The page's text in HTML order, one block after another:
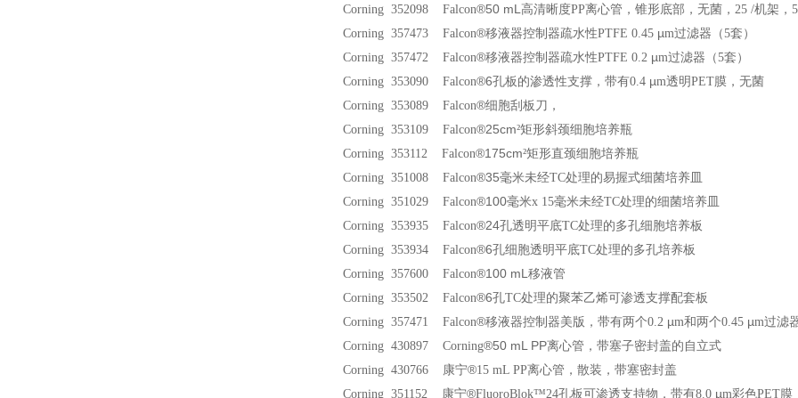
Corning 352098 Falcon®50 mL 高清晰度PP离心管，锥形底部，无菌，25 /机架，
Corning 357473 Falcon®移液器控制器疏水性PTFE 0.45 µm过滤器（5套）
Corning 357472 Falcon®移液器控制器疏水性PTFE 0.2 µm过滤器（5套）
Corning 353090 Falcon®6孔板的渗透性支撑，带有0.4 µm透明PET膜，无菌
Corning 353089 Falcon®细胞刮板刀，
Corning 353109 Falcon®25cm²矩形斜颈细胞培养瓶
Corning 353112 Falcon®175cm²矩形直颈细胞培养瓶
Corning 351008 Falcon®35毫米未经TC处理的易握式细菌培养皿
Corning 351029 Falcon®100毫米x 15毫米未经TC处理的细菌培养皿
Corning 353935 Falcon®24孔透明平底TC处理的多孔细胞培养板
Corning 353934 Falcon®6孔细胞透明平底TC处理的多孔培养板
Corning 357600 Falcon®100 mL 移液管
Corning 353502 Falcon®6孔TC处理的聚苯乙烯可渗透支撑配套板
Corning 357471 Falcon®移液器控制器美版，带有两个0.2 µm和两个0.45 µm过滤
Corning 430897 Corning®50 mL PP离心管，带塞子密封盖的自立式
Corning 430766 康宁®15 mL PP离心管，散装，带塞密封盖
Corning 351152 康宁®FluoroBlok™24孔板可渗透支持物，带有8.0 µm彩色PET膜